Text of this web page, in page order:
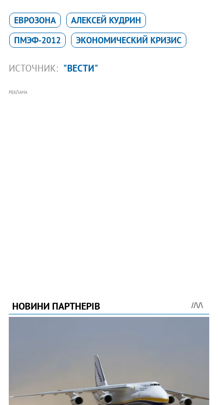
ЕВРОЗОНА
АЛЕКСЕЙ КУДРИН
ПМЭФ-2012
ЭКОНОМИЧЕСКИЙ КРИЗИС
ИСТОЧНИК: "ВЕСТИ"
РЕКЛАМА